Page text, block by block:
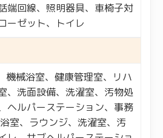
端回線、照明器具、車椅子対
ーゼット、トイレ
機械浴室、健康管理室、リハ
、洗面設備、洗濯室、汚物処
ヘルパーステーション、事務
室、ラウンジ、洗濯室、汚